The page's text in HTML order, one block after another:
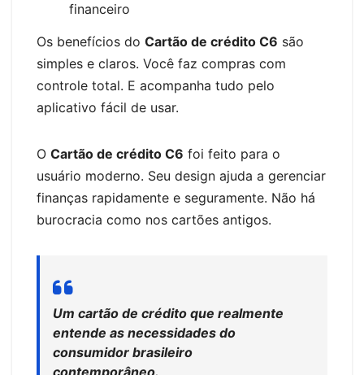
financeiro
Os benefícios do Cartão de crédito C6 são
simples e claros. Você faz compras com
controle total. E acompanha tudo pelo
aplicativo fácil de usar.
O Cartão de crédito C6 foi feito para o
usuário moderno. Seu design ajuda a gerenciar
finanças rapidamente e seguramente. Não há
burocracia como nos cartões antigos.
Um cartão de crédito que realmente
entende as necessidades do
consumidor brasileiro